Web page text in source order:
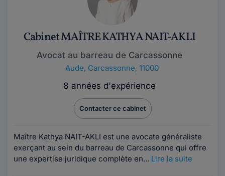
Cabinet MAÎTRE KATHYA NAIT-AKLI
Avocat au barreau de Carcassonne
Aude, Carcassonne, 11000
8 années d'expérience
Contacter ce cabinet
Maître Kathya NAIT-AKLI est une avocate généraliste
exerçant au sein du barreau de Carcassonne qui offre
une expertise juridique complète en... Lire la suite